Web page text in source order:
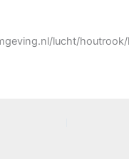
lucht/